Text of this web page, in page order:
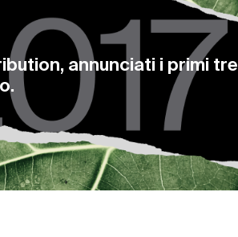
annunciati i primi tre